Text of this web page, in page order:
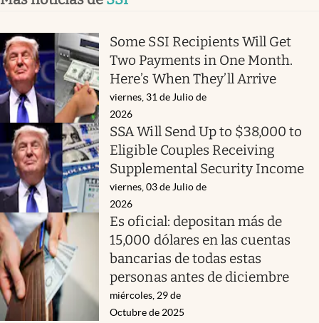
Some SSI Recipients Will Get
Two Payments in One Month.
Here’s When They’ll Arrive
viernes, 31 de Julio de
2026
SSA Will Send Up to $38,000 to
Eligible Couples Receiving
Supplemental Security Income
viernes, 03 de Julio de
2026
Es oficial: depositan más de
15,000 dólares en las cuentas
bancarias de todas estas
personas antes de diciembre
miércoles, 29 de
Octubre de 2025